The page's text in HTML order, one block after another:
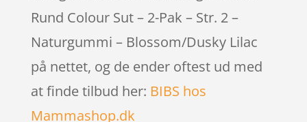
Rund Colour Sut – 2-Pak – Str. 2 –
Naturgummi – Blossom/Dusky Lilac
på nettet, og de ender oftest ud med
at finde tilbud her: BIBS hos
Mammashop.dk